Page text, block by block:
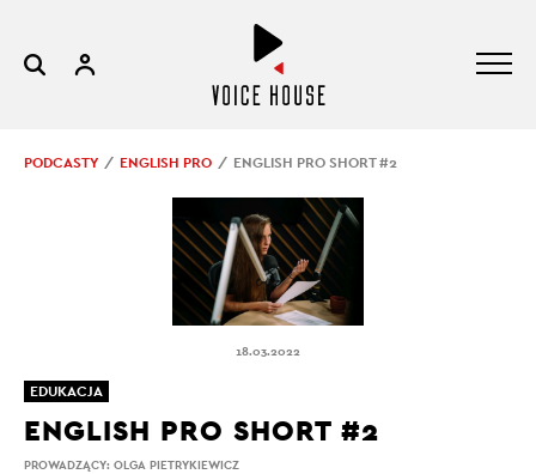
PODCASTY ENGLISH PRO ENGLISH PRO SHORT #2
18.03.2022
PROWADZĄCY: OLGA PIETRYKIEWICZ
ENGLISH PRO SHORT #2
EDUKACJA